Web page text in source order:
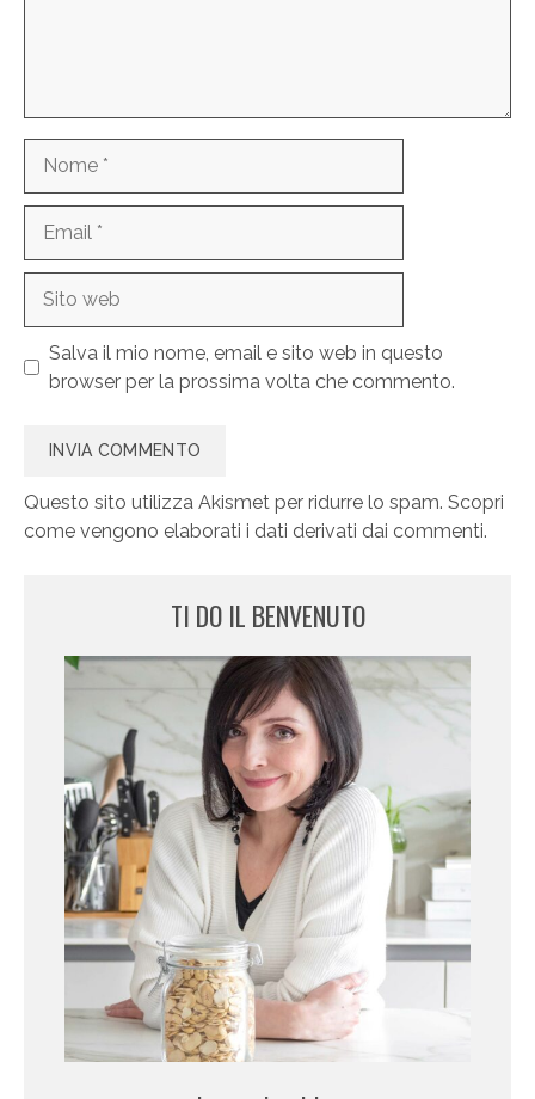
web
Salva il mio nome, email e sito web in questo
browser per la prossima volta che commento.
Questo sito utilizza Akismet per ridurre lo spam. Scopri
come vengono elaborati i dati derivati dai commenti.
TI DO IL BENVENUTO